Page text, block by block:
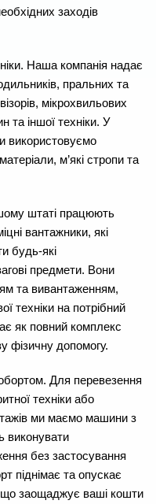
заходів
Наша компанія надає
пральних та
мікрохвильових
та іншої техніки. У
використовуємо
м’які стропи та
штаті працюють
вантажники, які
будь-які
предмети. Вони
та вивантаженням,
техніки на потрібний
як повний комплекс
фізичну допомогу.
Для перевезення
техніки або
ми маємо машини з
виконувати
без застосування
піднімає та опускає
що заощаджує ваші кошти